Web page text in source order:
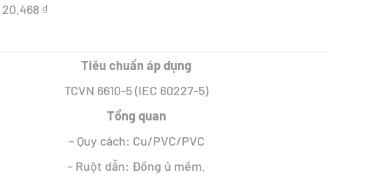
Giá
20.468 ₫Giá
Tiêu chuẩn áp dụng
TCVN 6610-5 (IEC 60227-5)
Tổng quan
– Quy cách: Cu/PVC/PVC
– Ruột dẫn: Đồng ủ mềm.